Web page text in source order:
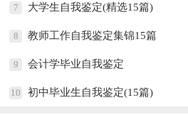
7 大学生自我鉴定(精选15篇)
8 教师工作自我鉴定集锦15篇
9 会计学毕业自我鉴定
10 初中毕业生自我鉴定(15篇)